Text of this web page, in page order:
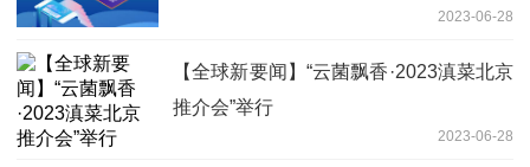
2023-06-28
【全球新要闻】“云菌飘香·2023滇菜北京
推介会”举行
2023-06-28